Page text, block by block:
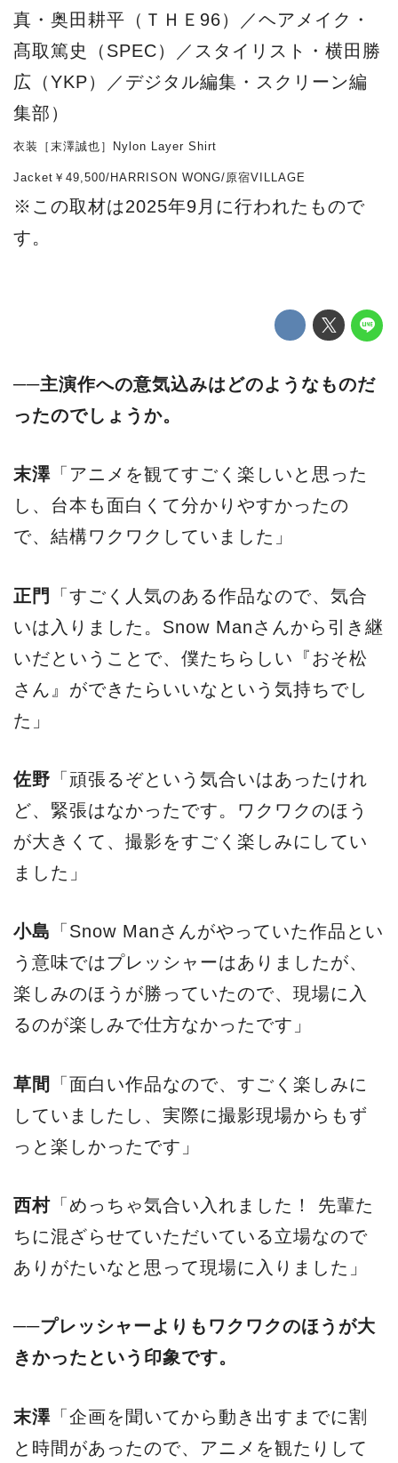
真・奥田耕平（ＴＨＥ96）／ヘアメイク・
髙取篤史（SPEC）／スタイリスト・横田勝
広（YKP）／デジタル編集・スクリーン編
集部）
衣装［末澤誠也］Nylon Layer Shirt
Jacket￥49,500/HARRISON WONG/原宿VILLAGE
※この取材は2025年9月に行われたもので
す。
──主演作への意気込みはどのようなものだ
ったのでしょうか。
末澤「アニメを観てすごく楽しいと思った
し、台本も面白くて分かりやすかったの
で、結構ワクワクしていました」
正門
「すごく人気のある作品なので、気合
いは入りました。Snow Manさんから引き継
いだということで、僕たちらしい『おそ松
さん』ができたらいいなという気持ちでし
た」
佐野 「頑張るぞという気合いはあったけれ
ど、緊張はなかったです。ワクワクのほう
が大きくて、撮影をすごく楽しみにしてい
ました」
小島 「Snow Manさんがやっていた作品とい
う意味ではプレッシャーはありましたが、
楽しみのほうが勝っていたので、現場に入
るのが楽しみで仕方なかったです」
草間
「面白い作品なので、すごく楽しみに
していましたし、実際に撮影現場からもず
っと楽しかったです」
西村「めっちゃ気合い入れました！ 先輩た
ちに混ざらせていただいている立場なので
ありがたいなと思って現場に入りました」
──プレッシャーよりもワクワクのほうが大
きかったという印象です。
末澤「企画を聞いてから動き出すまでに割
と時間があったので、アニメを観たりして